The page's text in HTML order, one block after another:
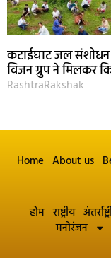
कटाईघाट जल संशोधन
विजन ग्रुप ने मिलकर
RashtraRakshak
Home About us
होम राष्ट्रीय
मनोरंजन